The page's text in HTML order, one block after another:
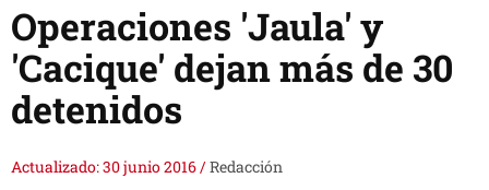
Operaciones 'Jaula' y
'Cacique' dejan más de 30
detenidos
Actualizado: 30 junio 2016/Redacción